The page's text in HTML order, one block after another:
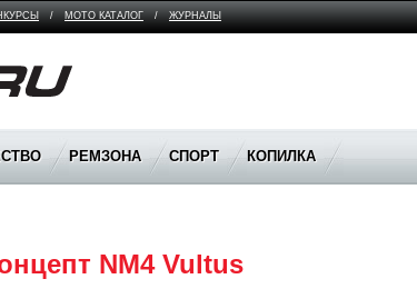
/ МОТО КАТАЛОГ / ЖУРНАЛЫ
РЕМЗОНА СПОРТ КОПИЛКА
NM4 Vultus